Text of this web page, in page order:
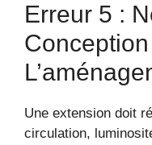
Erreur 5 :
Une extension doit
circulation,